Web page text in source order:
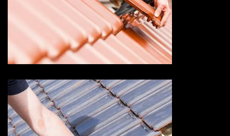
Devis changement de tuile 73
Savoie